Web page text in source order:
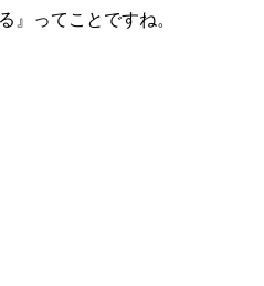
』ってことですね。